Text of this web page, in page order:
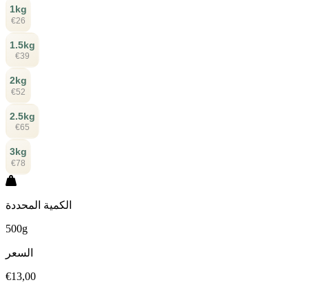
1kg
€26
1.5kg
€39
2kg
€52
2.5kg
€65
3kg
€78
الكمية المحددة
500g
السعر
€13,00